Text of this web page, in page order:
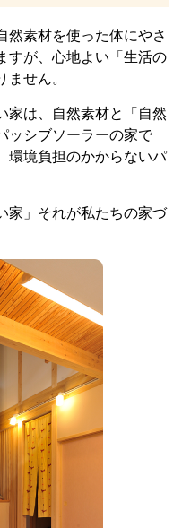
然素材を使った体にやさ
すが、心地よい「生活の
せん。
家は、自然素材と「自然
ッシブソーラーの家で
環境負担のかからないパ
家」それが私たちの家づ